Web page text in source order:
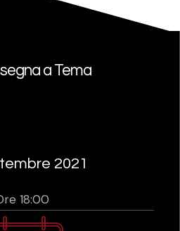
a Tema
2021
18:00